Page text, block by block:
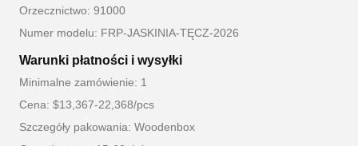
Orzecznictwo: 91000
Numer modelu: FRP-JASKINIA-TĘCZ-2026
Warunki płatności i wysyłki
Minimalne zamówienie: 1
Cena: $13,367-22,368/pcs
Szczegóły pakowania: Woodenbox